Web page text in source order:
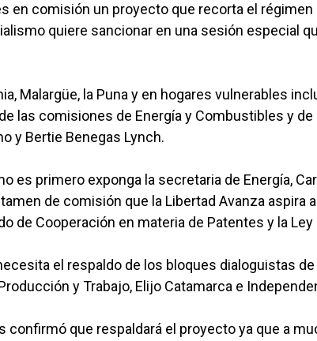
en comisión un proyecto que recorta el régimen
quiere sancionar en una sesión especial
Malargüe, la Puna y en hogares vulnerables
las comisiones de Energía y Combustibles y
y Bertie Benegas Lynch.
es primero exponga la secretaria de Energía,
de comisión que la Libertad Avanza aspira
de Cooperación en materia de Patentes y la Ley
el respaldo de los bloques dialoguistas de
y Trabajo, Elijo Catamarca e
confirmó que respaldará el proyecto ya que a